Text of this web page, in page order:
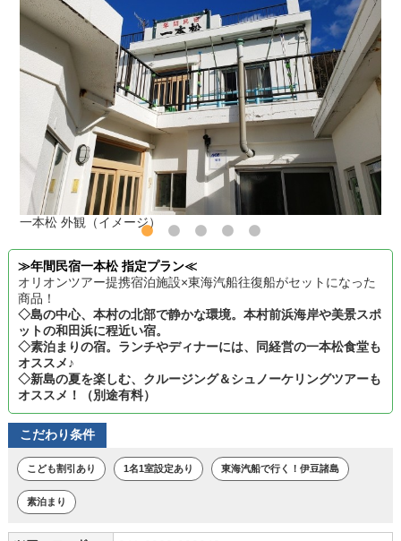
一本松 外観（イメージ）
≫年間民宿一本松 指定プラン≪
オリオンツアー提携宿泊施設×東海汽船往復船がセットになった
商品！
◇島の中心、本村の北部で静かな環境。本村前浜海岸や美景スポ
ットの和田浜に程近い宿。
◇素泊まりの宿。ランチやディナーには、同経営の一本松食堂も
オススメ♪
◇新島の夏を楽しむ、クルージング＆シュノーケリングツアーも
オススメ！（別途有料）
こだわり条件
こども割引あり 1名1室設定あり 東海汽船で行く！伊豆諸島
素泊まり